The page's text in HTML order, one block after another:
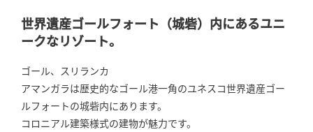
世界遺産ゴールフォート（城砦）内にあるユニ
ークなリゾート。
ゴール、スリランカ
アマンガラは歴史的なゴール港一角のユネスコ世界遺産ゴー
ルフォートの城砦内にあります。
コロニアル建築様式の建物が魅力です。